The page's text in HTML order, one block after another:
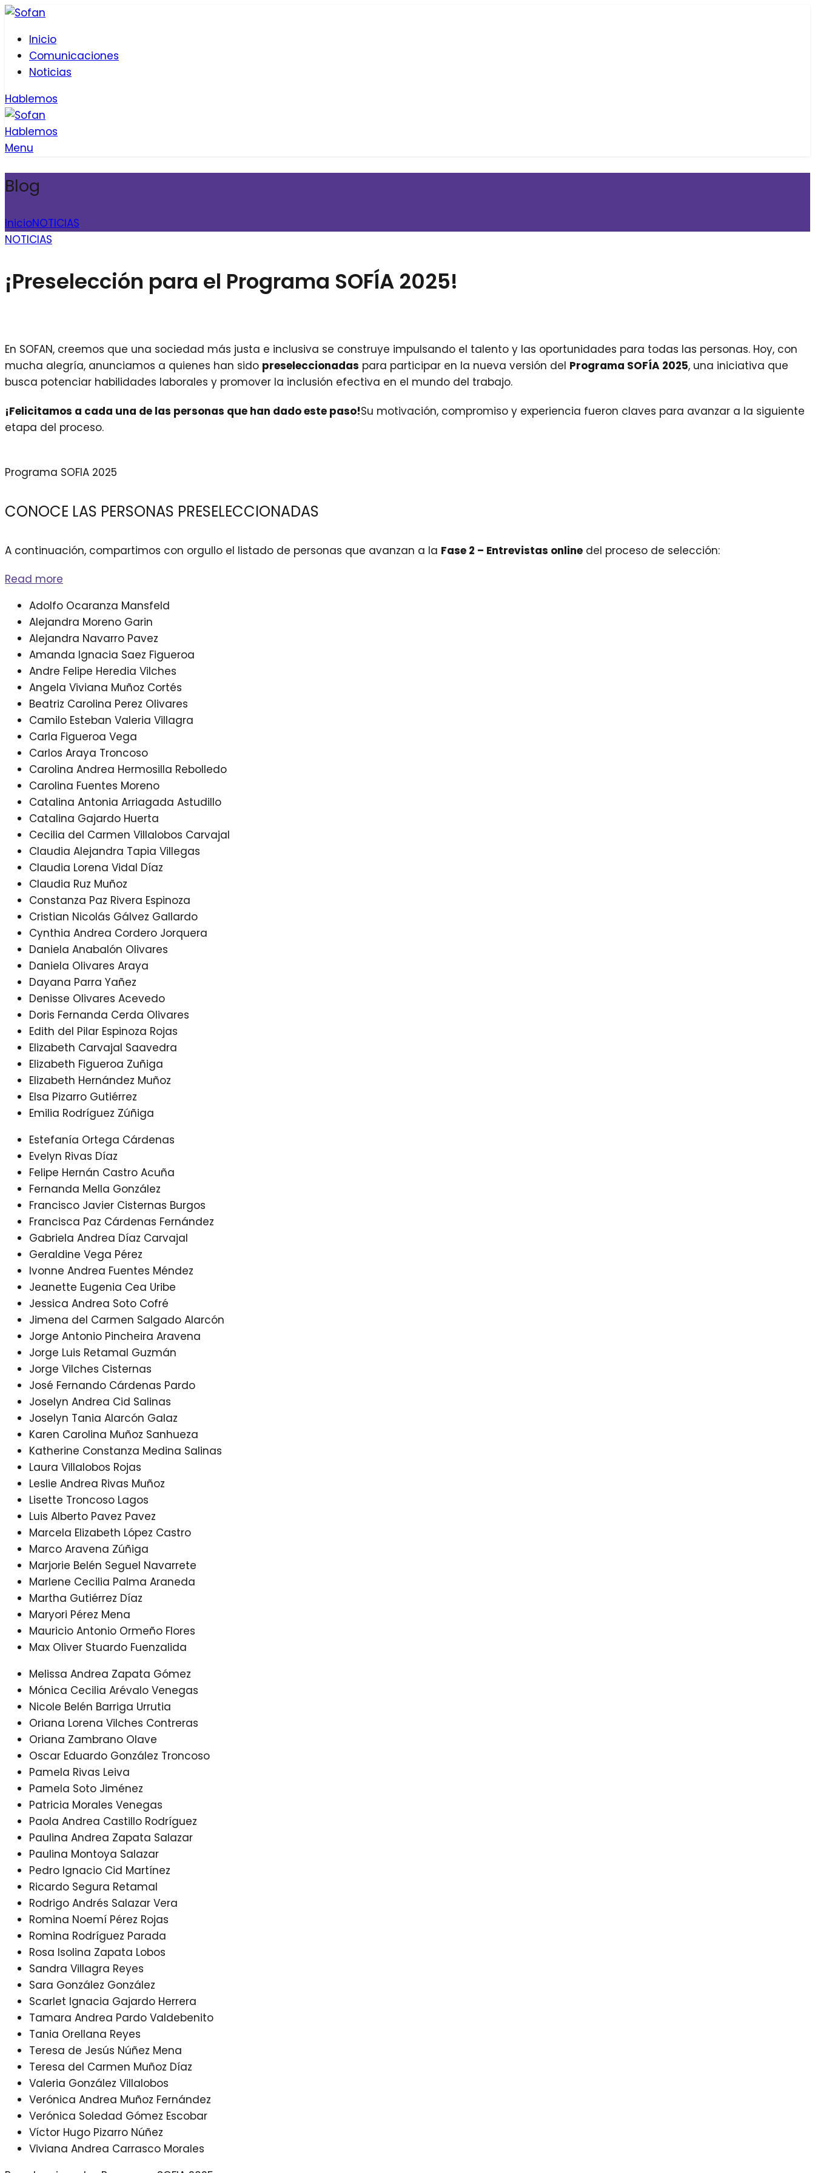
Inicio
Comunicaciones
Noticias
Hablemos
Hablemos
Menu
Blog
InicioNOTICIAS
NOTICIAS
¡Preselección para el Programa SOFÍA 2025!
En SOFAN, creemos que una sociedad más justa e inclusiva se construye impulsando el talento y las oportunidades para todas las personas. Hoy, con
mucha alegría, anunciamos a quienes han sido preseleccionadas para participar en la nueva versión del Programa SOFÍA 2025, una iniciativa que
busca potenciar habilidades laborales y promover la inclusión efectiva en el mundo del trabajo.
¡Felicitamos a cada una de las personas que han dado este paso!Su motivación, compromiso y experiencia fueron claves para avanzar a la siguiente
etapa del proceso.
Programa SOFIA 2025
CONOCE LAS PERSONAS PRESELECCIONADAS
A continuación, compartimos con orgullo el listado de personas que avanzan a la Fase 2 – Entrevistas online del proceso de selección:
Read more
Adolfo Ocaranza Mansfeld
Alejandra Moreno Garin
Alejandra Navarro Pavez
Amanda Ignacia Saez Figueroa
Andre Felipe Heredia Vilches
Angela Viviana Muñoz Cortés
Beatriz Carolina Perez Olivares
Camilo Esteban Valeria Villagra
Carla Figueroa Vega
Carlos Araya Troncoso
Carolina Andrea Hermosilla Rebolledo
Carolina Fuentes Moreno
Catalina Antonia Arriagada Astudillo
Catalina Gajardo Huerta
Cecilia del Carmen Villalobos Carvajal
Claudia Alejandra Tapia Villegas
Claudia Lorena Vidal Díaz
Claudia Ruz Muñoz
Constanza Paz Rivera Espinoza
Cristian Nicolás Gálvez Gallardo
Cynthia Andrea Cordero Jorquera
Daniela Anabalón Olivares
Daniela Olivares Araya
Dayana Parra Yañez
Denisse Olivares Acevedo
Doris Fernanda Cerda Olivares
Edith del Pilar Espinoza Rojas
Elizabeth Carvajal Saavedra
Elizabeth Figueroa Zuñiga
Elizabeth Hernández Muñoz
Elsa Pizarro Gutiérrez
Emilia Rodríguez Zúñiga
Estefanía Ortega Cárdenas
Evelyn Rivas Díaz
Felipe Hernán Castro Acuña
Fernanda Mella González
Francisco Javier Cisternas Burgos
Francisca Paz Cárdenas Fernández
Gabriela Andrea Díaz Carvajal
Geraldine Vega Pérez
Ivonne Andrea Fuentes Méndez
Jeanette Eugenia Cea Uribe
Jessica Andrea Soto Cofré
Jimena del Carmen Salgado Alarcón
Jorge Antonio Pincheira Aravena
Jorge Luis Retamal Guzmán
Jorge Vilches Cisternas
José Fernando Cárdenas Pardo
Joselyn Andrea Cid Salinas
Joselyn Tania Alarcón Galaz
Karen Carolina Muñoz Sanhueza
Katherine Constanza Medina Salinas
Laura Villalobos Rojas
Leslie Andrea Rivas Muñoz
Lisette Troncoso Lagos
Luis Alberto Pavez Pavez
Marcela Elizabeth López Castro
Marco Aravena Zúñiga
Marjorie Belén Seguel Navarrete
Marlene Cecilia Palma Araneda
Martha Gutiérrez Díaz
Maryori Pérez Mena
Mauricio Antonio Ormeño Flores
Max Oliver Stuardo Fuenzalida
Melissa Andrea Zapata Gómez
Mónica Cecilia Arévalo Venegas
Nicole Belén Barriga Urrutia
Oriana Lorena Vilches Contreras
Oriana Zambrano Olave
Oscar Eduardo González Troncoso
Pamela Rivas Leiva
Pamela Soto Jiménez
Patricia Morales Venegas
Paola Andrea Castillo Rodríguez
Paulina Andrea Zapata Salazar
Paulina Montoya Salazar
Pedro Ignacio Cid Martínez
Ricardo Segura Retamal
Rodrigo Andrés Salazar Vera
Romina Noemí Pérez Rojas
Romina Rodríguez Parada
Rosa Isolina Zapata Lobos
Sandra Villagra Reyes
Sara González González
Scarlet Ignacia Gajardo Herrera
Tamara Andrea Pardo Valdebenito
Tania Orellana Reyes
Teresa de Jesús Núñez Mena
Teresa del Carmen Muñoz Díaz
Valeria González Villalobos
Verónica Andrea Muñoz Fernández
Verónica Soledad Gómez Escobar
Víctor Hugo Pizarro Núñez
Viviana Andrea Carrasco Morales